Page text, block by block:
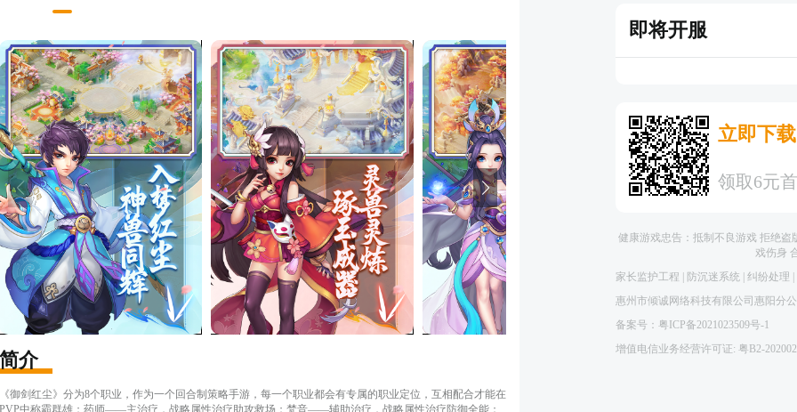
简介
《御剑红尘》分为8个职业，作为一个回合制策略手游，每一个职业都会有专属的职业定位，互相配合才能在
PVP中称霸群雄；药师——主治疗，战略属性治疗助攻救场；梵音——辅助治疗，战略属性治疗防御全能；
即将开服
立即下
领取6元
健康游戏忠告：抵制不良游戏 拒绝
戏伤身
家长监护工程
防沉迷系统 纠纷处理
惠州市倾诚网络科技有限公司惠阳分
备案号：粤ICP备2021023509号-1
增值电信业务经营许可证: 粤B2-